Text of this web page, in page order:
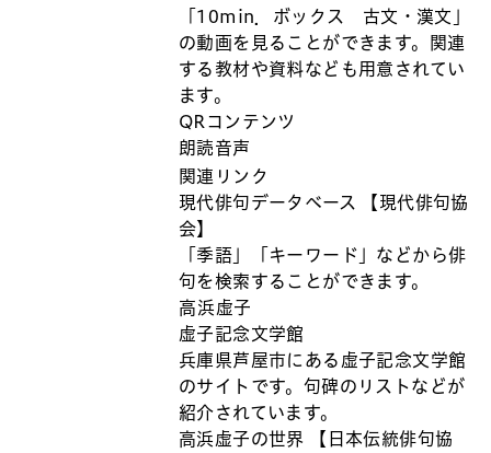
「10min．ボックス 古文・漢文」
の動画を見ることができます。関連
する教材や資料なども用意されてい
ます。
QRコンテンツ
朗読音声
関連リンク
現代俳句データベース 【現代俳句協
会】
「季語」「キーワード」などから俳
句を検索することができます。
高浜虚子
虚子記念文学館
兵庫県芦屋市にある虚子記念文学館
のサイトです。句碑のリストなどが
紹介されています。
高浜虚子の世界 【日本伝統俳句協